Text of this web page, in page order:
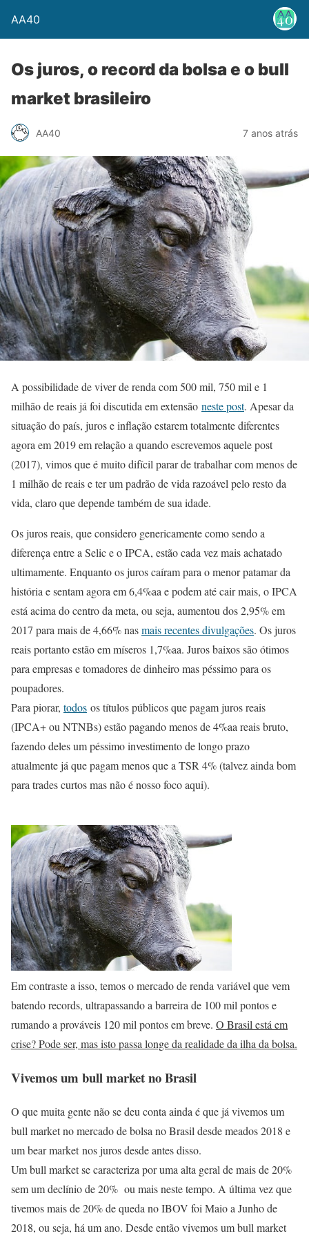
AA40
Os juros, o record da bolsa e o bull
market brasileiro
AA40 7 anos atrás
A possibilidade de viver de renda com 500 mil, 750 mil e 1
milhão de reais já foi discutida em extensão neste post. Apesar da
situação do país, juros e inflação estarem totalmente diferentes
agora em 2019 em relação a quando escrevemos aquele post
(2017), vimos que é muito difícil parar de trabalhar com menos de
1 milhão de reais e ter um padrão de vida razoável pelo resto da
vida, claro que depende também de sua idade.
Os juros reais, que considero genericamente como sendo a
diferença entre a Selic e o IPCA, estão cada vez mais achatado
ultimamente. Enquanto os juros caíram para o menor patamar da
história e sentam agora em 6,4%aa e podem até cair mais, o IPCA
está acima do centro da meta, ou seja, aumentou dos 2,95% em
2017 para mais de 4,66% nasmais recentes divulgações. Os juros
reais portanto estão em míseros 1,7%aa. Juros baixos são ótimos
para empresas e tomadores de dinheiro mas péssimo para os
poupadores.
Para piorar, todos os títulos públicos que pagam juros reais
(IPCA+ ou NTNBs) estão pagando menos de 4%aa reais bruto,
fazendo deles um péssimo investimento de longo prazo
atualmente já que pagam menos que a TSR 4% (talvez ainda bom
para trades curtos mas não é nosso foco aqui).
Em contraste a isso, temos o mercado de renda variável que vem
batendo records, ultrapassando a barreira de 100 mil pontos e
rumando a prováveis 120 mil pontos em breve. O Brasil está em
crise? Pode ser, mas isto passa longe da realidade da ilha da bolsa.
Vivemos um bull market no Brasil
O que muita gente não se deu conta ainda é que já vivemos um
bull market no mercado de bolsa no Brasil desde meados 2018 e
um bear market nos juros desde antes disso.
Um bull market se caracteriza por uma alta geral de mais de 20%
sem um declínio de 20% ou mais neste tempo. A última vez que
tivemos mais de 20% de queda no IBOV foi Maio a Junho de
2018, ou seja, há um ano. Desde então vivemos um bull market